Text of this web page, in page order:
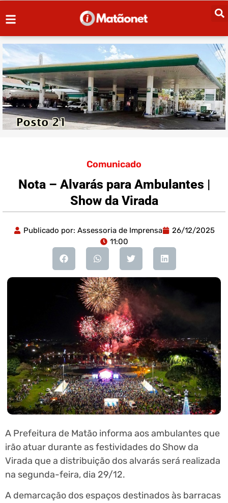
Comunicado
Nota – Alvarás para Ambulantes |
Show da Virada
Publicado por: Assessoria de Imprensa
26/12/2025
11:00
A Prefeitura de Matão informa aos ambulantes que
irão atuar durante as festividades do Show da
Virada que a distribuição dos alvarás será realizada
na segunda-feira, dia 29/12.
A demarcação dos espaços destinados às barracas